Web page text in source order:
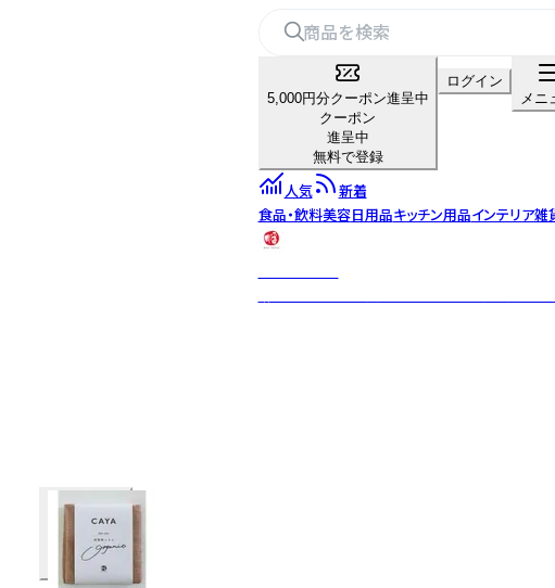
5,000円分クーポン進呈中
クーポン
進呈中
無料で登録
ログイン
メニ
人気
新着
食品・飲料美容日用品キッチン用品インテリア雑